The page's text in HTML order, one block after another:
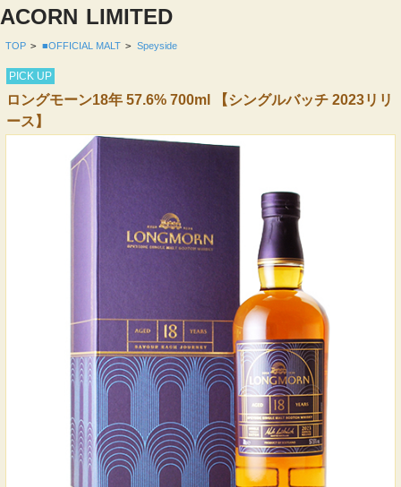
ACORN LIMITED
TOP > ■OFFICIAL MALT > Speyside
PICK UP
ロングモーン18年 57.6% 700ml 【シングルバッチ 2023リリ
ース】